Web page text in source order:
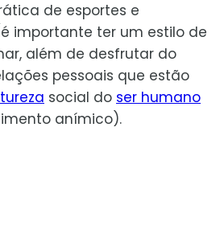
de esportes e
importante ter um estilo de
além de desfrutar do
pessoais que estão
social do ser humano
anímico).